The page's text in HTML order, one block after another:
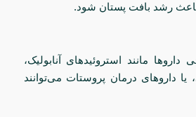
رشد بافت پستان شود.
مانند استروئیدهای آنابولیک،
داروهای درمان پروستات می‌توانند